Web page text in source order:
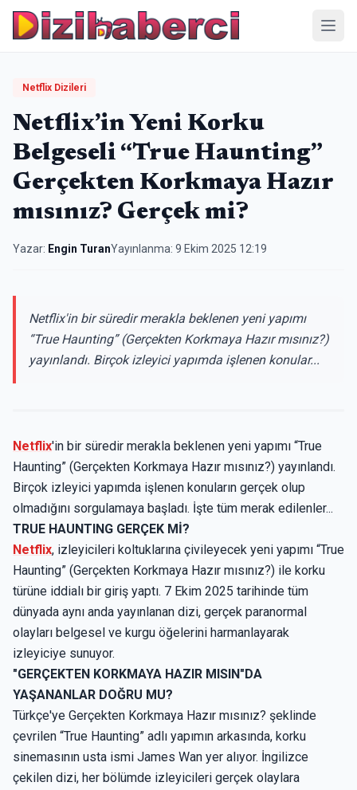
Netflix Dizileri
Netflix’in Yeni Korku
Belgeseli “True Haunting”
Gerçekten Korkmaya Hazır
mısınız? Gerçek mi?
Yazar: Engin TuranYayınlanma: 9 Ekim 2025 12:19
Netflix'in bir süredir merakla beklenen yeni yapımı
“True Haunting” (Gerçekten Korkmaya Hazır mısınız?)
yayınlandı. Birçok izleyici yapımda işlenen konular...
Netflix'in bir süredir merakla beklenen yeni yapımı “True
Haunting” (Gerçekten Korkmaya Hazır mısınız?) yayınlandı.
Birçok izleyici yapımda işlenen konuların gerçek olup
olmadığını sorgulamaya başladı. İşte tüm merak edilenler...
TRUE HAUNTING GERÇEK Mİ?
Netflix, izleyicileri koltuklarına çivileyecek yeni yapımı “True
Haunting” (Gerçekten Korkmaya Hazır mısınız?) ile korku
türüne iddialı bir giriş yaptı. 7 Ekim 2025 tarihinde tüm
dünyada aynı anda yayınlanan dizi, gerçek paranormal
olayları belgesel ve kurgu öğelerini harmanlayarak
izleyiciye sunuyor.
"GERÇEKTEN KORKMAYA HAZIR MISIN"DA
YAŞANANLAR DOĞRU MU?
Türkçe'ye Gerçekten Korkmaya Hazır mısınız? şeklinde
çevrilen “True Haunting” adlı yapımın arkasında, korku
sinemasının usta ismi James Wan yer alıyor. İngilizce
çekilen dizi, her bölümde izleyicileri gerçek olaylara